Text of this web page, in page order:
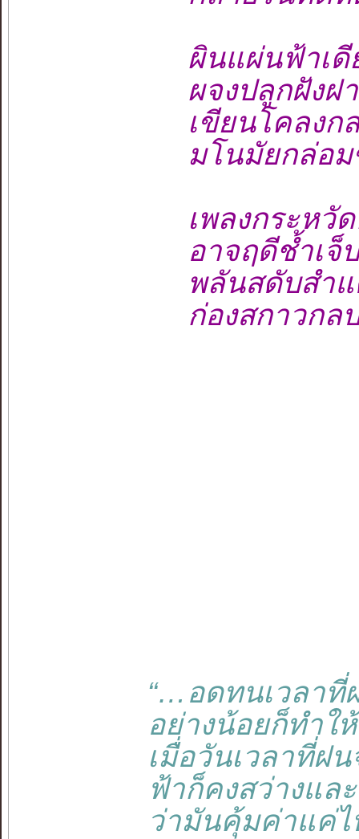
ผินแผ่นฟ้าเดี
ผจงปลูกฝังฝ
เขียนโคลงก
มโนมัยกล่อม
เพลงกระหวัด
อาจฤดีช้ำเจ็
พลันสดับสำแ
ก่องสกาวกล
“…อดทนเวลาที่
อย่างน้อยก็ทำใ
เมื่อวันเวลาที่ฝน
ฟ้าก็คงสว่างแล
ว่ามันคุ้มค่าแค่ไ